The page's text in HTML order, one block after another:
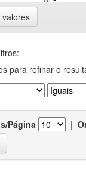
valores
para refinar o
Página |